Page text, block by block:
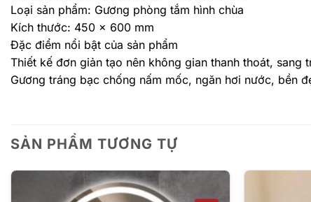
Loại sản phẩm: Gương phòng tắm hình chùa
Kích thước: 450 x 600 mm
Đặc điểm nổi bật của sản phẩm
Thiết kế đơn giản tạo nên không gian thanh thoát, sang
Gương tráng bạc chống nấm mốc, ngăn hơi nước, bền
SẢN PHẨM TƯƠNG TỰ